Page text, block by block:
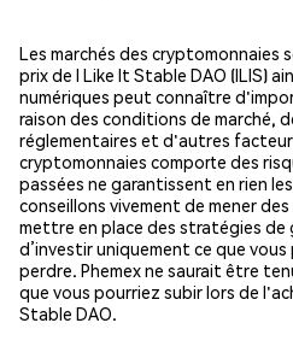
Les marchés des cryptomonnaies
prix de I Like It Stable DAO (ILIS)
numériques peut connaître
raison des conditions de marché,
réglementaires et d'autres
cryptomonnaies comporte des
passées ne garantissent en rien
conseillons vivement de mener
mettre en place des stratégies de
d’investir uniquement ce que
perdre. Phemex ne saurait être
que vous pourriez subir lors de
Stable DAO.